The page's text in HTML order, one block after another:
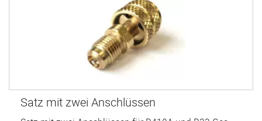
Satz mit zwei Anschlüssen